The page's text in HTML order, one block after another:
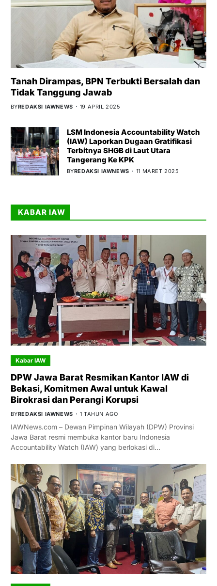
Tanah Dirampas, BPN Terbukti Bersalah dan
Tidak Tanggung Jawab
BYREDAKSI IAWNEWS 19 APRIL 2025
LSM Indonesia Accountability Watch
(IAW) Laporkan Dugaan Gratifikasi
Terbitnya SHGB di Laut Utara
Tangerang Ke KPK
BYREDAKSI IAWNEWS 11 MARET 2025
KABAR IAW
Kabar IAW
DPW Jawa Barat Resmikan Kantor IAW di
Bekasi, Komitmen Awal untuk Kawal
Birokrasi dan Perangi Korupsi
BYREDAKSI IAWNEWS 1 TAHUN AGO
IAWNews.com – Dewan Pimpinan Wilayah (DPW) Provinsi
Jawa Barat resmi membuka kantor baru Indonesia
Accountability Watch (IAW) yang berlokasi di…